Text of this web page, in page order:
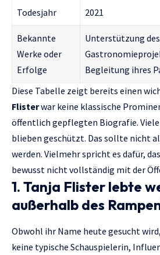
Todesjahr 2021
Bekannte
Werke oder
Erfolge
Unterstützung
Begleitung ihres
Diese Tabelle zeigt bereits einen
Flisterwar keine klassische
öffentlich gepflegten Biografie.
blieben geschützt. Das sollte nicht
werden. Vielmehr spricht es dafür,
bewusst nicht vollständig mit der
1. Tanja Flister lebte
außerhalb des
Obwohl ihr Name heute gesucht
keine typische Schauspielerin,